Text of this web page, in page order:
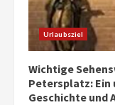
Urlaubsziel
Wichtige
Petersplatz: Ein
Geschichte und